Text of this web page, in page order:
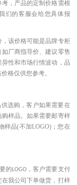
，产品的定制价格需根
们的客服会给您具体报
该价格可能是品牌专柜
厂商指导价、建议零售
性和市场行情波动，品
格仅供您参考。
选购，客户如果需要在
样品。如果需要邮寄样
样品(不加LOGO)；您在
的LOGO ，客户需要支付
我公司下单做货，打样